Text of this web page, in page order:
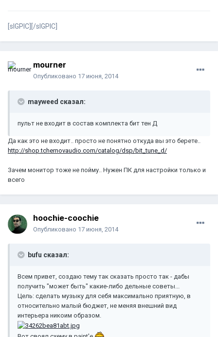
[sIGPIC][/sIGPIC]
mourner
Опубликовано 17 июня, 2014
mayweed сказал:
пульт не входит в состав комплекта бит тен Д
Да как это не входит.. просто не понятно откуда вы это берете..
http://shop.tchernovaudio.com/catalog/dsp/bit_tune_d/
Зачем монитор тоже не пойму.. Нужен ПК для настройки только и
всего
hoochie-coochie
Опубликовано 17 июня, 2014
bufu сказал:
Всем привет, создаю тему так сказать просто так - дабы
получить "может быть" какие-либо дельные советы...
Цель: сделать музыку для себя максимально приятную, в
относительно малый бюджет, не меняя внешний вид
интерьера никоим образом.